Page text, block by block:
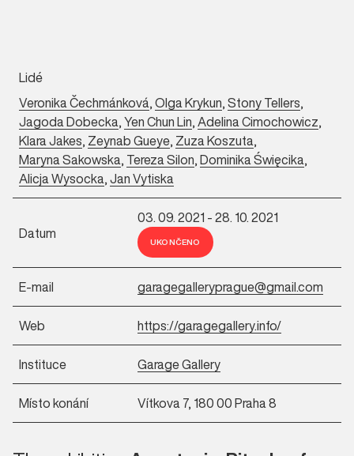
Lidé
Veronika Čechmánková,Olga Krykun,Stony Tellers,
Jagoda Dobecka,Yen Chun Lin,Adelina Cimochowicz,
Klara Jakes, Zeynab Gueye, Zuza Koszuta,
Maryna Sakowska, Tereza Silon,Dominika Święcika,
Alicja Wysocka,Jan Vytiska
Datum
03. 09. 2021 - 28. 10. 2021
UKONČENO
E-mail garagegalleryprague@gmail.com
Web https://garagegallery.info/
Instituce Garage Gallery
Místo konání Vítkova 7, 180 00 Praha 8